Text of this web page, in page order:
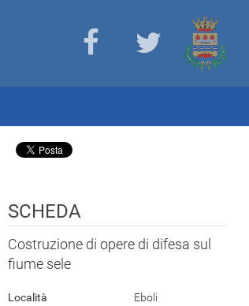
SCHEDA
Costruzione di opere di difesa sul
fiume sele
Località
Eboli